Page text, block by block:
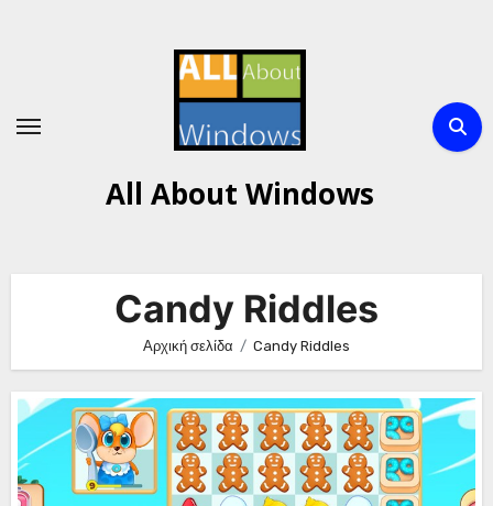
All About Windows
Candy Riddles
Αρχική σελίδα Candy Riddles